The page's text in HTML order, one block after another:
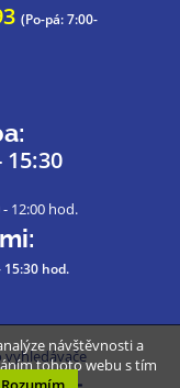
(Po-pá: 7:00-
15:30
12:00 hod.
15:30 hod.
návštěvnosti a
tohoto webu s tím